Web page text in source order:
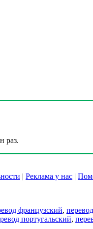
раз.
| Реклама у нас |
французский,
португальский,